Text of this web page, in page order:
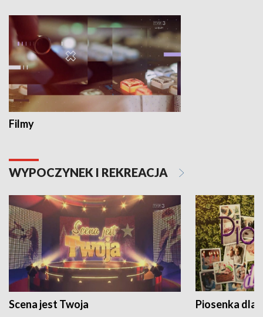
Filmy
WYPOCZYNEK I REKREACJA
Scena jest Twoja Piosenka dla